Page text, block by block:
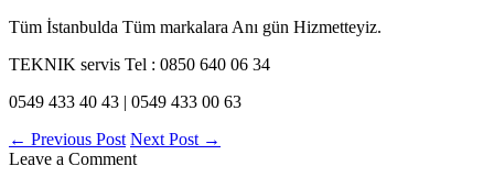
Tüm İstanbulda Tüm markalara Anı gün Hizmetteyiz.
TEKNIK servis Tel : 0850 640 06 34
0549 433 40 43 | 0549 433 00 63
← Previous Post Next Post →
Leave a Comment